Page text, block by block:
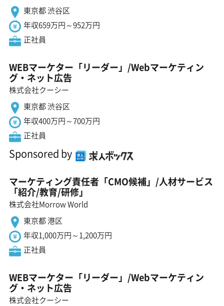
東京都 渋谷区
年収659万円～952万円
正社員
WEBマーケター「リーダー」/Webマーケティン
グ・ネット広告
株式会社クーシー
東京都 渋谷区
年収400万円～700万円
正社員
Sponsored by
マーケティング責任者「CMO候補」/人材サービス
「紹介/教育/研修」
株式会社Morrow World
東京都 港区
年収1,000万円～1,200万円
正社員
WEBマーケター「リーダー」/Webマーケティン
グ・ネット広告
株式会社クーシー